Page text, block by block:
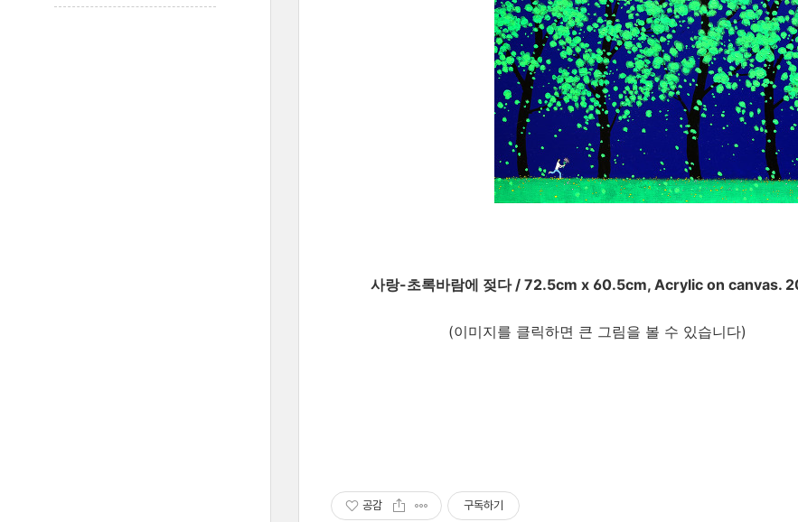
사랑-초록바람에 젖다 / 72.5cm x 60.5cm, Acrylic on canvas.
(이미지를 클릭하면 큰 그림을 볼 수 있습니다)
공감 구독하기